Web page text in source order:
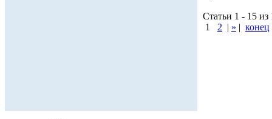
Статьи 1 - 15 из
1
2 | » | конец